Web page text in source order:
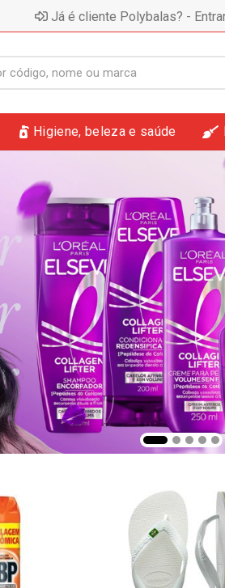
Já é cliente Polybalas? -
Higiene, beleza e saúde